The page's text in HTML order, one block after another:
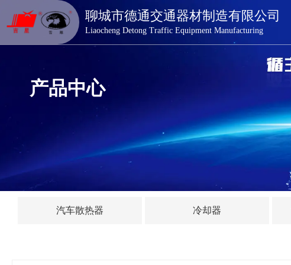
聊城市德通交通器材制造有限公司
Liaocheng Detong Traffic Equipment Manufacturing
德通交通器材
产品中心
汽车散热器 冷却器